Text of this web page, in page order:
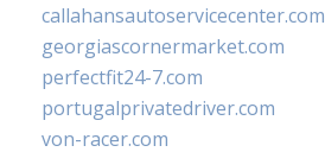
callahansautoservicecenter.com
georgiascornermarket.com
perfectfit24-7.com
portugalprivatedriver.com
von-racer.com